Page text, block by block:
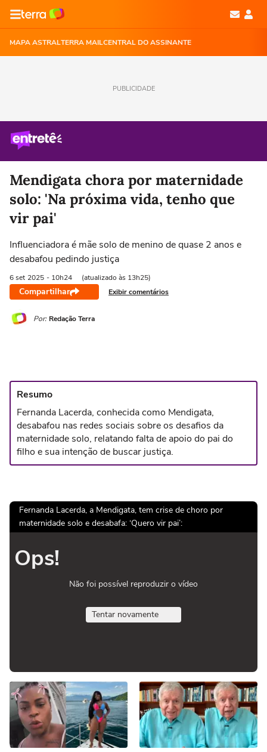
MAPA ASTRALTERRA MAILCENTRAL DO ASSINANTE
PUBLICIDADE
Mendigata chora por maternidade
solo: 'Na próxima vida, tenho que
vir pai'
Influenciadora é mãe solo de menino de quase 2 anos e
desabafou pedindo justiça
6 set 2025 - 10h24 (atualizado às 13h25)
Compartilhar Exibir comentários
Por: Redação Terra
Resumo
Fernanda Lacerda, conhecida como Mendigata,
desabafou nas redes sociais sobre os desafios da
maternidade solo, relatando falta de apoio do pai do
filho e sua intenção de buscar justiça.
Fernanda Lacerda, a Mendigata, tem crise de choro por
maternidade solo e desabafa: ‘Quero vir pai’:
Ops!
Não foi possível reproduzir o vídeo
Tentar novamente